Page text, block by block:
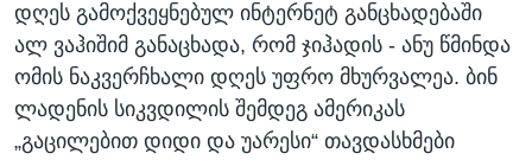
დღეს გამოქვეყნებულ ინტერნეტ განცხადებაში
ალ ვაჰიშიმ განაცხადა, რომ ჯიჰადის - ანუ წმინდა
ომის ნაკვერჩხალი დღეს უფრო მხურვალეა. ბინ
ლადენის სიკვდილის შემდეგ ამერიკას
„გაცილებით დიდი და უარესი“ თავდასხმები